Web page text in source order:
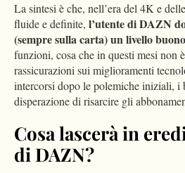
La sintesi è che, nell’era del 4K e
fluide e definite, l’utente di DAZN
(sempre sulla carta) un livello
funzioni, cosa che in questi mesi non
rassicurazioni sui miglioramenti
intercorsi dopo le polemiche iniziali, i
disperazione di risarcire gli
Cosa lascerà in
di DAZN?